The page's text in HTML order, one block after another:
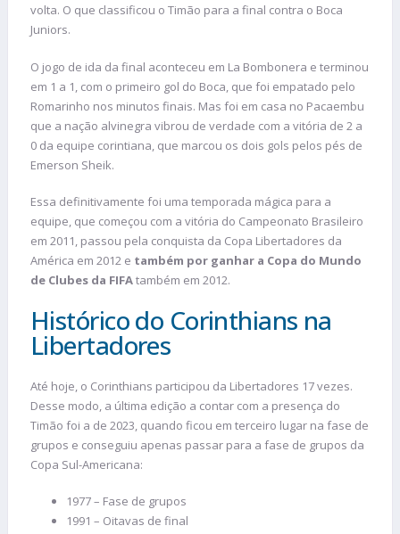
volta. O que classificou o Timão para a final contra o Boca
Juniors.
O jogo de ida da final aconteceu em La Bombonera e terminou
em 1 a 1, com o primeiro gol do Boca, que foi empatado pelo
Romarinho nos minutos finais. Mas foi em casa no Pacaembu
que a nação alvinegra vibrou de verdade com a vitória de 2 a
0 da equipe corintiana, que marcou os dois gols pelos pés de
Emerson Sheik.
Essa definitivamente foi uma temporada mágica para a
equipe, que começou com a vitória do Campeonato Brasileiro
em 2011, passou pela conquista da Copa Libertadores da
América em 2012 e também por ganhar a Copa do Mundo
de Clubes da FIFAtambém em 2012.
Histórico do Corinthians na
Libertadores
Até hoje, o Corinthians participou da Libertadores 17 vezes.
Desse modo, a última edição a contar com a presença do
Timão foi a de 2023, quando ficou em terceiro lugar na fase de
grupos e conseguiu apenas passar para a fase de grupos da
Copa Sul-Americana:
1977 – Fase de grupos
1991 – Oitavas de final